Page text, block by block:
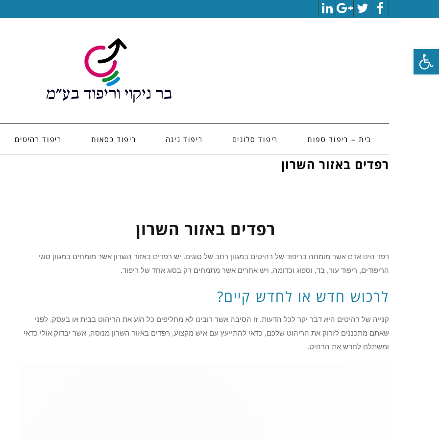
פתח סרגל נגישות
Facebook
Twitter
Google+
LinkedIn
בית – ריפוד ספות ריפוד סלונים ריפוד גינה ריפוד כסאות ריפוד רהיטים
רפדים באזור השרון
רפדים באזור השרון
רפד הינו אדם אשר מומחה בריפוד של רהיטים במגוון רחב של סוגים. יש רפדים באזור השרון אשר מומחים במגוון סוגי
הריפודים, ריפוד עור, בד, וספוג וכדומה, ויש אחרים אשר מתמחים רק בסוג אחד של ריפוד.
לרכוש חדש או לחדש קיים?
קנייה של רהיטים היא דבר יקר לכל הדעות. זו הסיבה אשר רובינו לא מחליפים כל רגע את הריהוט בבית או בעסק. לפני
שאתם מתכננים לזרוק את הריהוט שלכם, כדאי להתייעץ עם איש מקצוע, רפדים באזור השרון מנוסה, אשר יבדוק אולי כדאי
ומשתלם לחדש את הרהיט.